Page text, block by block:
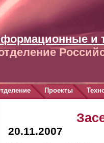
и
20.11.2007
Проекты